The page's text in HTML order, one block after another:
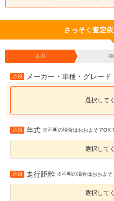
さっそく査定
入力
必須 メーカー・車種・グレード
選択して
必須 年式 ※不明の場合はおおよそでOK
選択して
必須 走行距離 ※不明の場合はおおよそ
選択して